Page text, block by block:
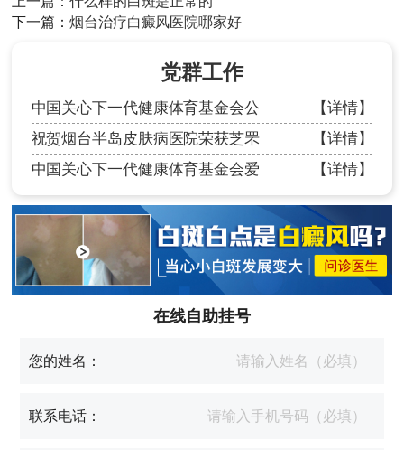
下一篇：烟台治疗白癜风医院哪家好
党群工作
中国关心下一代健康体育基金会公
【详情】
祝贺烟台半岛皮肤病医院荣获芝罘
【详情】
中国关心下一代健康体育基金会爱
【详情】
在线自助挂号
您的姓名：
联系电话：